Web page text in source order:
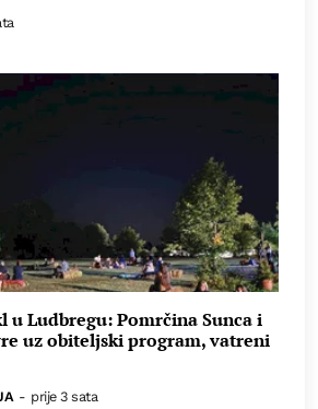
u Ludbregu: Pomrčina Sunca i
uz obiteljski program, vatreni
- prije 3 sata